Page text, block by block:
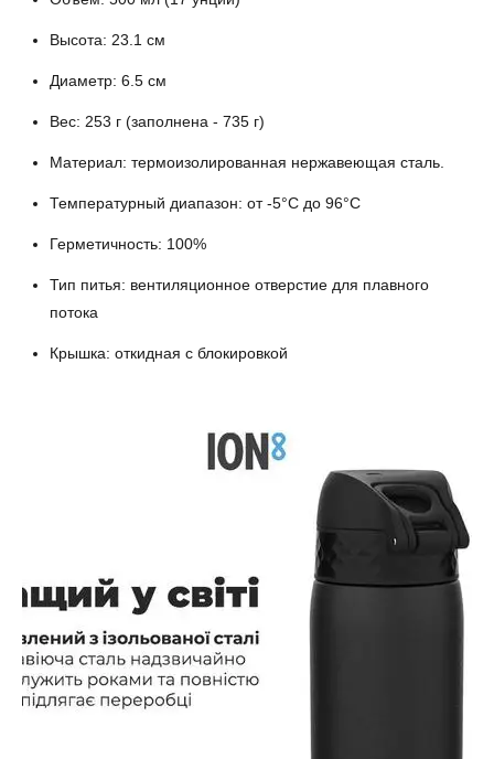
Высота: 23.1 см
Диаметр: 6.5 см
Вес: 253 г (заполнена - 735 г)
Материал: термоизолированная нержавеющая сталь.
Температурный диапазон: от -5°C до 96°C
Герметичность: 100%
Тип питья: вентиляционное отверстие для плавного
потока
Крышка: откидная с блокировкой